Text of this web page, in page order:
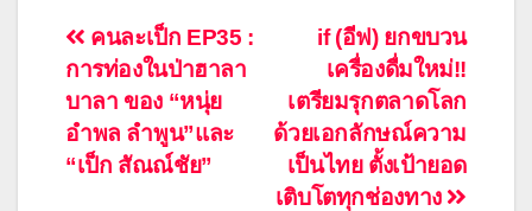
แนะแนว
เรื่อง
if (อีฟ) ยกขบวน
เครื่องดื่มใหม่!!
เตรียมรุกตลาดโลก
ด้วยเอกลักษณ์ความ
เป็นไทย ตั้งเป้ายอด
เติบโตทุกช่องทาง
คนละเป็ก EP35 :
การท่องในป่าฮาลา
บาลา ของ “หนุ่ย
อำพล ลำพูน”และ
“เป็ก สัณณ์ชัย”